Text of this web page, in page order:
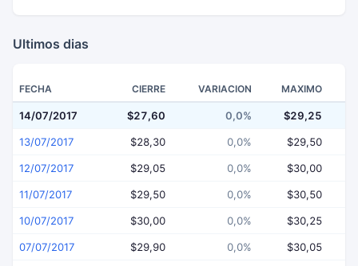
Ultimos dias
FECHA CIERRE VARIACION MAXIMO
14/07/2017 $27,60 0,0% $29,25
13/07/2017 $28,30 0,0% $29,50
12/07/2017 $29,05 0,0% $30,00
11/07/2017 $29,50 0,0% $30,50
10/07/2017 $30,00 0,0% $30,25
07/07/2017 $29,90 0,0% $30,05